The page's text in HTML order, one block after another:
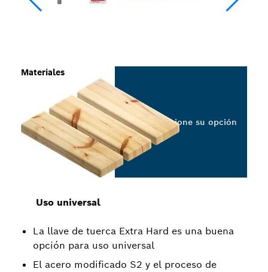
Uso universal
La llave de tuerca Extra Hard es una buena
opción para uso universal
El acero modificado S2 y el proceso de
Materiales
Seleccione su opción